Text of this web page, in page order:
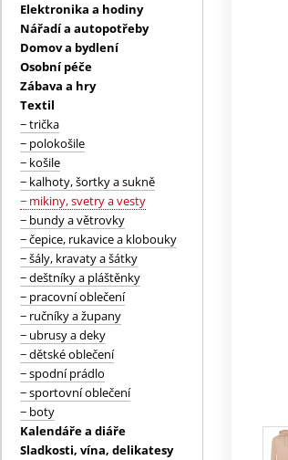
Elektronika a hodiny
Nářadí a autopotřeby
Domov a bydlení
Osobní péče
Zábava a hry
Textil
− trička
− polokošile
− košile
− kalhoty, šortky a sukně
− mikiny, svetry a vesty
− bundy a větrovky
− čepice, rukavice a klobouky
− šály, kravaty a šátky
− deštníky a pláštěnky
− pracovní oblečení
− ručníky a župany
− ubrusy a deky
− dětské oblečení
− spodní prádlo
− sportovní oblečení
− boty
Kalendáře a diáře
Sladkosti, vína, delikatesy